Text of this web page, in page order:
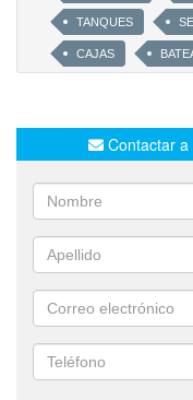
TANQUES
CAJAS
TRAILERS
SEMIRREMOLQUE
Contactar a